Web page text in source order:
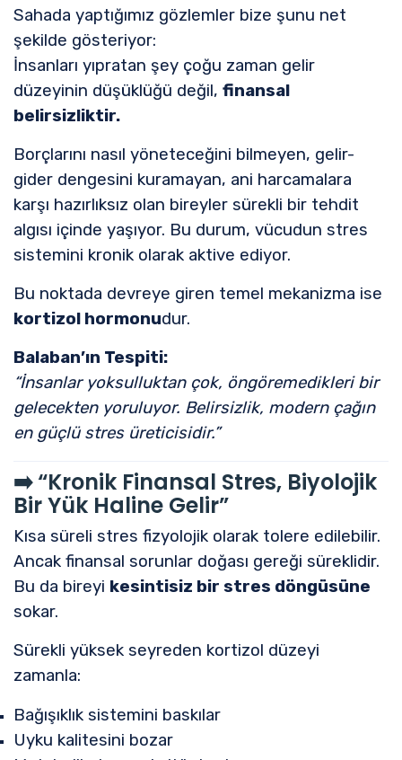
Sahada yaptığımız gözlemler bize şunu net
şekilde gösteriyor:
İnsanları yıpratan şey çoğu zaman gelir
düzeyinin düşüklüğü değil, finansal
belirsizliktir.
Borçlarını nasıl yöneteceğini bilmeyen, gelir-
gider dengesini kuramayan, ani harcamalara
karşı hazırlıksız olan bireyler sürekli bir tehdit
algısı içinde yaşıyor. Bu durum, vücudun stres
sistemini kronik olarak aktive ediyor.
Bu noktada devreye giren temel mekanizma ise
kortizol hormonudur.
Balaban’ın Tespiti:
“İnsanlar yoksulluktan çok, öngöremedikleri bir
gelecekten yoruluyor. Belirsizlik, modern çağın
en güçlü stres üreticisidir.”
➡️“Kronik Finansal Stres, Biyolojik
Bir Yük Haline Gelir”
Kısa süreli stres fizyolojik olarak tolere edilebilir.
Ancak finansal sorunlar doğası gereği süreklidir.
Bu da bireyi kesintisiz bir stres döngüsüne
sokar.
Sürekli yüksek seyreden kortizol düzeyi
zamanla:
Bağışıklık sistemini baskılar
Uyku kalitesini bozar